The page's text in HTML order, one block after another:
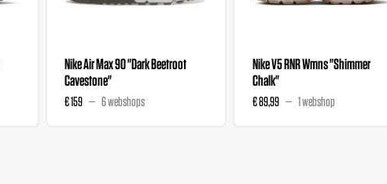
Nike Air Max 90 "Dark Beetroot
Cavestone"
€ 159 6 webshops
Nike V5 RNR Wmns "Shimmer
Chalk"
€ 89,99 1 webshop